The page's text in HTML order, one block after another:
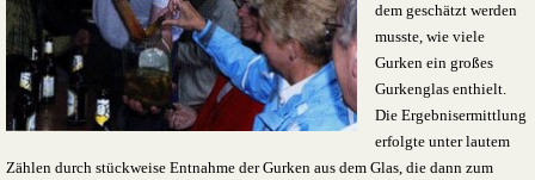
dem geschätzt werden
musste, wie viele
Gurken ein großes
Gurkenglas enthielt.
Die Ergebnisermittlung
erfolgte unter lautem
Zählen durch stückweise Entnahme der Gurken aus dem Glas, die dann zum